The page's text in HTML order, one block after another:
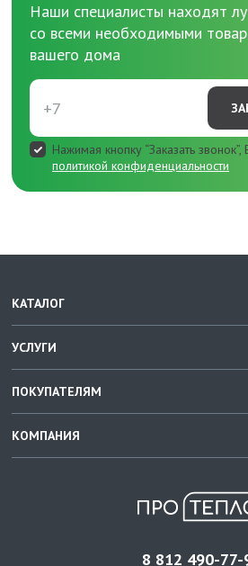
Наши специалисты находят
со всеми необходимыми
вашего дома
Нажимая кнопку “Заказать
политикой конфиденциальности
КАТАЛОГ
УСЛУГИ
ПОКУПАТЕЛЯМ
КОМПАНИЯ
8 812 490-77-